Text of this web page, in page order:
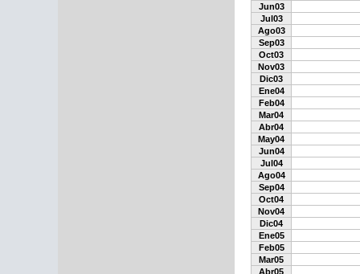
Jun03
Jul03
Ago03
Sep03
Oct03
Nov03
Dic03
Ene04
Feb04
Mar04
Abr04
May04
Jun04
Jul04
Ago04
Sep04
Oct04
Nov04
Dic04
Ene05
Feb05
Mar05
Abr05